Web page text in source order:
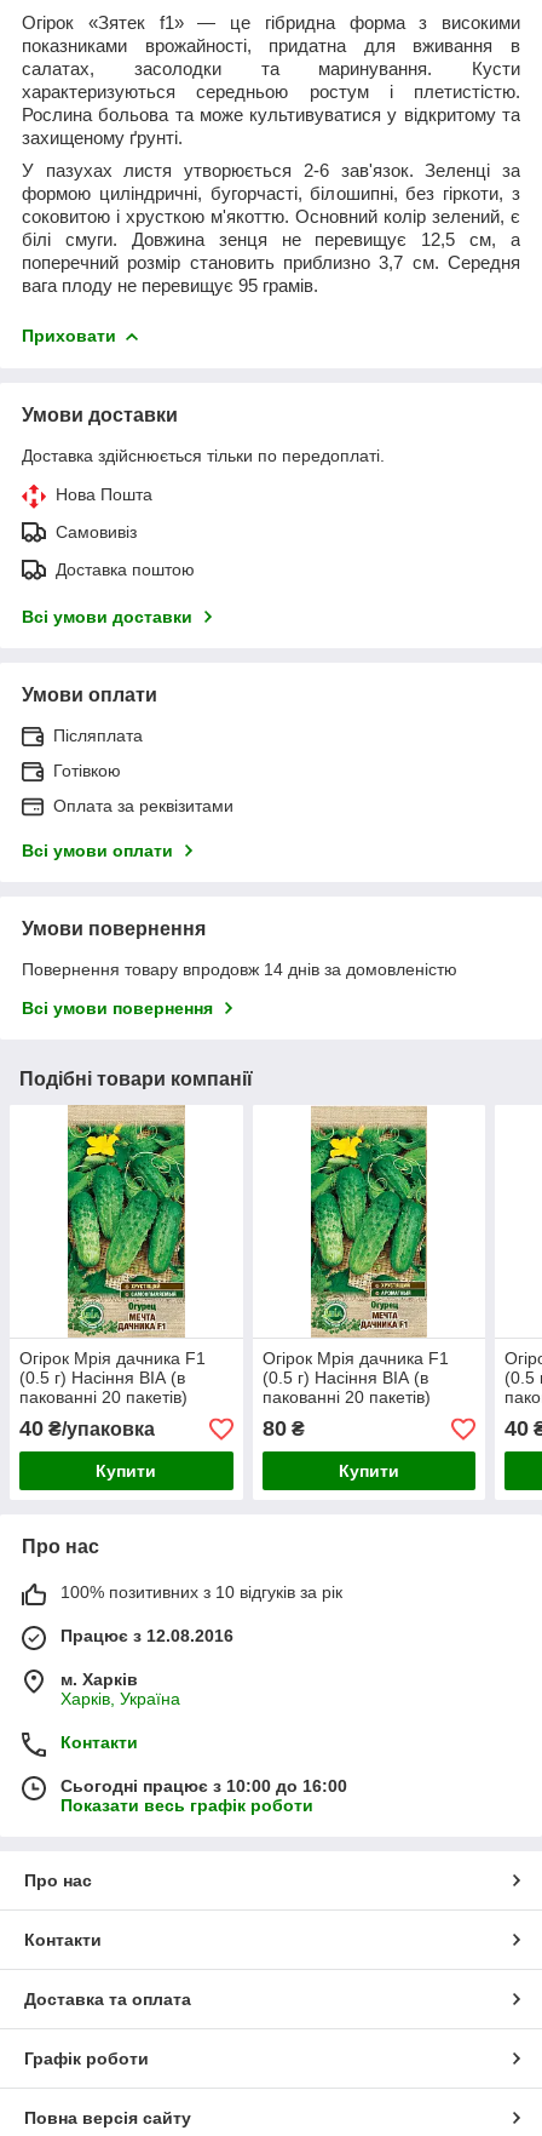
Огірок «Зятек f1» — це гібридна форма з високими
показниками врожайності, придатна для вживання в
салатах, засолодки та маринування. Кусти
характеризуються середньою ростум і плетистістю.
Рослина больова та може культивуватися у відкритому та
захищеному ґрунті.
У пазухах листя утворюється 2-6 зав'язок. Зеленці за
формою циліндричні, бугорчасті, білошипні, без гіркоти, з
соковитою і хрусткою м'якоттю. Основний колір зелений, є
білі смуги. Довжина зенця не перевищує 12,5 см, а
поперечний розмір становить приблизно 3,7 см. Середня
вага плоду не перевищує 95 грамів.
Приховати
Умови доставки
Доставка здійснюється тільки по передоплаті.
Нова Пошта
Самовивіз
Доставка поштою
Всі умови доставки
Умови оплати
Післяплата
Готівкою
Оплата за реквізитами
Всі умови оплати
Умови повернення
Повернення товару впродовж 14 днів за домовленістю
Всі умови повернення
Подібні товари компанії
Огірок Мрія дачника F1
(0.5 г) Насіння ВІА (в
пакованні 20 пакетів)
40 ₴/упаковка
Купити
Огірок Мрія дачника F1
(0.5 г) Насіння ВІА (в
пакованні 20 пакетів)
80₴
Купити
(0.5
40
Про нас
100% позитивних з 10 відгуків за рік
Працює з 12.08.2016
м. Харків
Харків, Україна
Контакти
Сьогодні працює з 10:00 до 16:00
Показати весь графік роботи
Про нас
Контакти
Доставка та оплата
Графік роботи
Повна версія сайту